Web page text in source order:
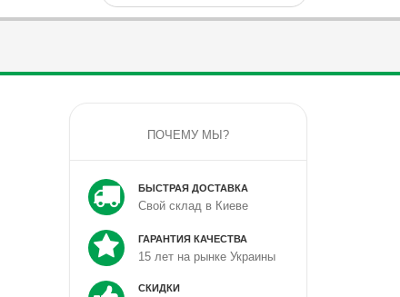
ПОЧЕМУ МЫ?
БЫСТРАЯ ДОСТАВКА
Свой склад в Киеве
ГАРАНТИЯ КАЧЕСТВА
15 лет на рынке Украины
СКИДКИ